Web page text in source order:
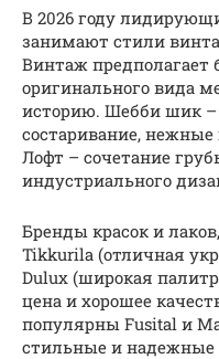
В 2026 году
занимают стили
Винтаж предполагает
оригинального вида
историю. Шебби шик –
состаривание,
Лофт – сочетание
индустриального
Бренды красок и
Tikkurila (отличная
Dulux (широкая
цена и хорошее
популярны Fusital и
стильные и надежные